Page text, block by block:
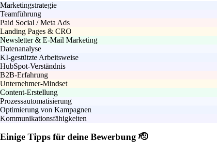
Marketingstrategie
Teamführung
Paid Social / Meta Ads
Landing Pages & CRO
Newsletter & E-Mail Marketing
Datenanalyse
KI-gestützte Arbeitsweise
HubSpot-Verständnis
B2B-Erfahrung
Unternehmer-Mindset
Content-Erstellung
Prozessautomatisierung
Optimierung von Kampagnen
Kommunikationsfähigkeiten
Einige Tipps für deine Bewerbung 🫡